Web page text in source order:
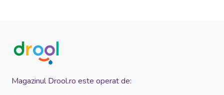
Magazinul Drool.ro este operat de: